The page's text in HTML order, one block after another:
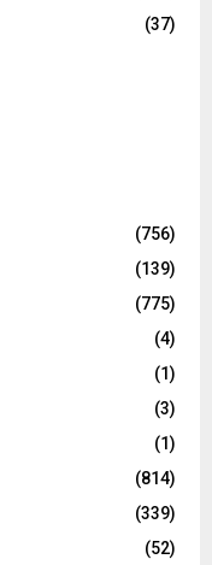
C
(37)
(756)
(139)
(775)
(4)
(1)
(3)
(1)
(814)
(339)
(52)